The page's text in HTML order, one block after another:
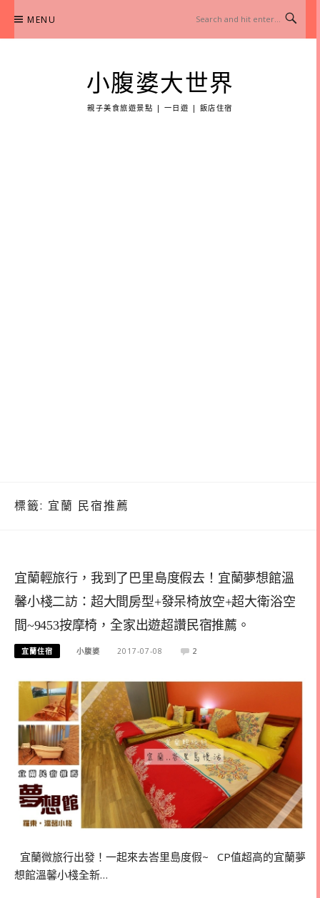
content
MENU
小腹婆大世界
親子美食旅遊景點 | 一日遊 | 飯店住宿
標籤: 宜蘭 民宿推薦
宜蘭輕旅行，我到了巴里島度假去！宜蘭夢想館溫
馨小棧二訪：超大間房型+發呆椅放空+超大衛浴空
間~9453按摩椅，全家出遊超讚民宿推薦。
宜蘭住宿 小腹婆 2017-07-08 2
宜蘭微旅行出發！一起來去峇里島度假~ CP值超高的宜蘭夢
想館溫馨小棧全新…